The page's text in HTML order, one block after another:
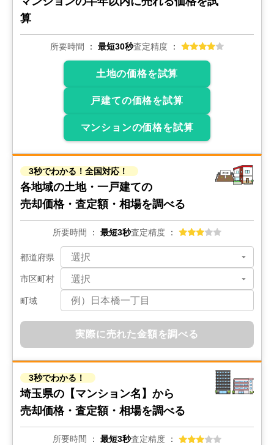
埼玉県鴻巣市関新田
2,400万円
埼玉県越谷市千間台西五丁目
階数: 2階 築年数:
建物面積: 111㎡ 土地面積:113
1,200万円 2024年4月
埼玉県越谷市大字南荻島
階数: 築年数:
建物面積:80㎡ 土地面積:100㎡
3,200万円 2024年4月
埼玉県さいたま市西区三橋六丁目
建物面積:93㎡ 土地面積: 101 ㎡
算
所要時間 最短30秒査定精度
土地の価格を試算
戸建ての価格を試算
マンションの価格を試算
3秒でわかる！全国対応！
各地域の土地・一戸建ての
売却価格・査定額・相場を調べる
所要時間 最短3秒査定精度
都道府県
市区町村
町域
実際に売れた金額を調べる
3秒でわかる！
埼玉県の 【マンション名】から
売却価格・査定額・相場を調べる
所要時間 最短3秒査定精度